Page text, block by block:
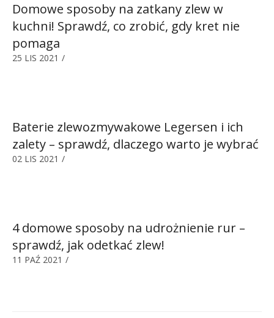
Domowe sposoby na zatkany zlew w
kuchni! Sprawdź, co zrobić, gdy kret nie
pomaga
25 LIS 2021 /
Baterie zlewozmywakowe Legersen i ich
zalety – sprawdź, dlaczego warto je wybrać
02 LIS 2021 /
4 domowe sposoby na udrożnienie rur –
sprawdź, jak odetkać zlew!
11 PAŹ 2021 /